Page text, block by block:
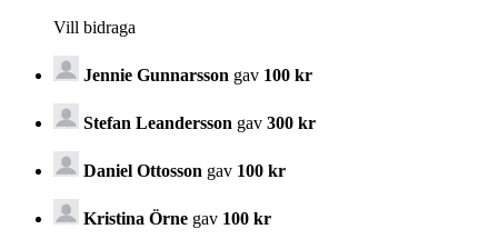
Vill bidraga
Jennie Gunnarsson gav 100 kr
Stefan Leandersson gav 300 kr
Daniel Ottosson gav 100 kr
Kristina Örne gav 100 kr